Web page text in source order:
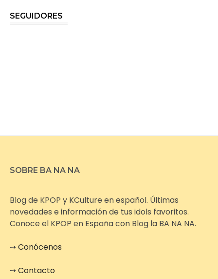
SEGUIDORES
SOBRE BA NA NA
Blog de KPOP y KCulture en español. Últimas
novedades e información de tus idols favoritos.
Conoce el KPOP en España con Blog la BA NA NA.
➙Conócenos
➙Contacto